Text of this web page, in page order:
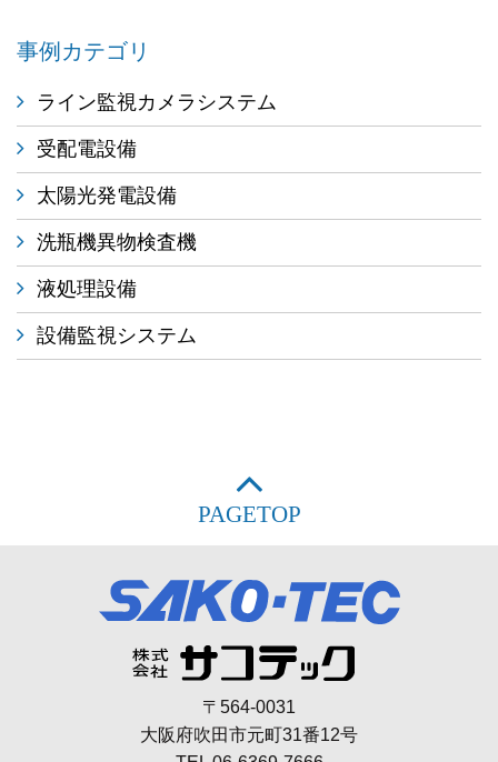
事例カテゴリ
ライン監視カメラシステム
受配電設備
太陽光発電設備
洗瓶機異物検査機
液処理設備
設備監視システム
PAGETOP
〒564-0031
大阪府吹田市元町31番12号